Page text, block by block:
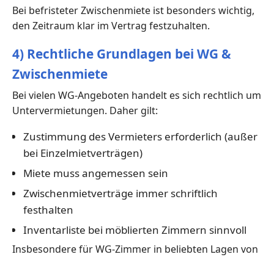
Bei befristeter Zwischenmiete ist besonders wichtig,
den Zeitraum klar im Vertrag festzuhalten.
4) Rechtliche Grundlagen bei WG &
Zwischenmiete
Bei vielen WG-Angeboten handelt es sich rechtlich um
Untervermietungen. Daher gilt:
Zustimmung des Vermieters erforderlich (außer
bei Einzelmietverträgen)
Miete muss angemessen sein
Zwischenmietverträge immer schriftlich
festhalten
Inventarliste bei möblierten Zimmern sinnvoll
Insbesondere für WG-Zimmer in beliebten Lagen von